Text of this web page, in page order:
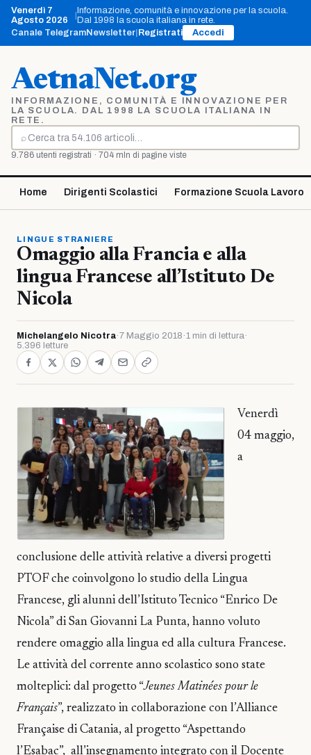
Vai
contenuto
Venerdì 7
Agosto 2026
Informazione, comunità e innovazione per la scuola.
Dal 1998 la scuola italiana in rete.
Canale TelegramNewsletter Registrati Accedi
AetnaNet.org
INFORMAZIONE, COMUNITÀ E INNOVAZIONE PER
LA SCUOLA. DAL 1998 LA SCUOLA ITALIANA IN
RETE.
⌕
Cerca
9.786 utenti registrati · 704 mln di pagine viste
Home Dirigenti Scolastici Formazione Scuola Lavoro
LINGUE STRANIERE
Omaggio alla Francia e alla
lingua Francese all’Istituto De
Nicola
Michelangelo Nicotra·7 Maggio 2018 ·1 min di lettura·
5.396 letture
Venerdì
04 maggio,
a
conclusione delle attività relative a diversi progetti
PTOF che coinvolgono lo studio della Lingua
Francese, gli alunni dell’Istituto Tecnico “Enrico De
Nicola” di San Giovanni La Punta, hanno voluto
rendere omaggio alla lingua ed alla cultura Francese.
Le attività del corrente anno scolastico sono state
molteplici: dal progetto “Jeunes Matinées pour le
Français”, realizzato in collaborazione con l’Alliance
Française di Catania, al progetto “Aspettando
l’Esabac”, all’insegnamento integrato con il Docente